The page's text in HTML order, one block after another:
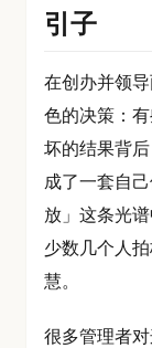
引子
在创办并领
色的决策：
坏的结果背
成了一套自
放」这条光
少数几个人
慧。
很多管理者